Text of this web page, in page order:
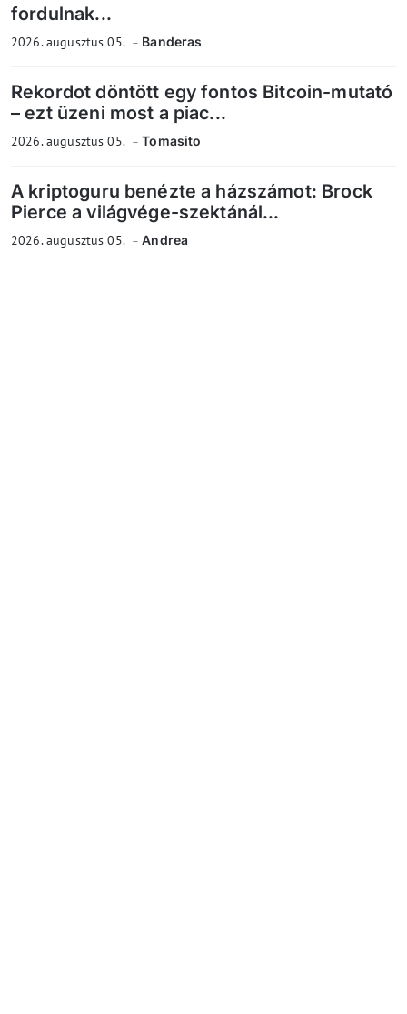
fordulnak...
2026. augusztus 05. Banderas
Rekordot döntött egy fontos Bitcoin-mutató
– ezt üzeni most a piac...
2026. augusztus 05. Tomasito
A kriptoguru benézte a házszámot: Brock
Pierce a világvége-szektánál...
2026. augusztus 05. Andrea